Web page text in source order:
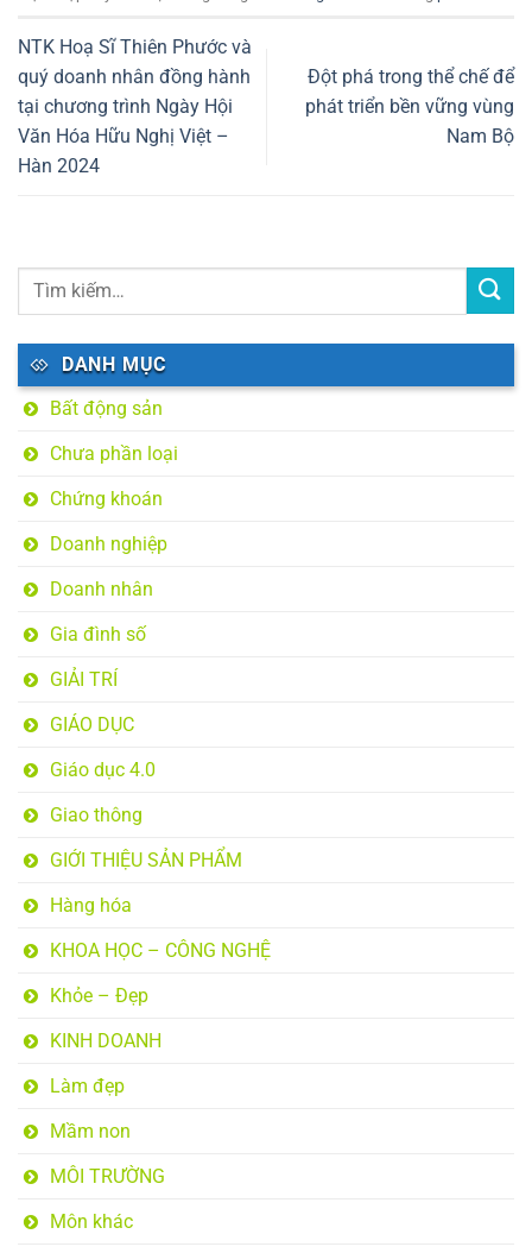
THUỘC ĐOÀN
GIAO THÔNG TRONG
TUYÊN TRUYỀN LUẬT
GIAO THÔNG TẠI CÁC
TRƯỜNG HỌC TRÊN
ĐỊA BÀN THÀNH PHỐ
NTK Hoạ Sĩ Thiên Phước và
quý doanh nhân đồng hành
tại chương trình Ngày Hội
Văn Hóa Hữu Nghị Việt –
Hàn 2024
Đột phá trong thể chế để
phát triển bền vững vùng
Nam Bộ
DANH MỤC
Bất động sản
Chưa phần loại
Chứng khoán
Doanh nghiệp
Doanh nhân
Gia đình số
GIẢI TRÍ
GIÁO DỤC
Giáo dục 4.0
Giao thông
GIỚI THIỆU SẢN PHẨM
Hàng hóa
KHOA HỌC – CÔNG NGHỆ
Khỏe – Đẹp
KINH DOANH
Làm đẹp
Mầm non
MÔI TRƯỜNG
Môn khác